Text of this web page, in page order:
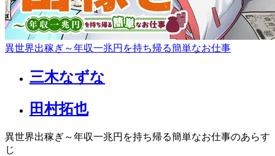
異世界出稼ぎ～年収一兆円を持ち帰る簡単なお仕事
三木なずな
田村拓也
異世界出稼ぎ～年収一兆円を持ち帰る簡単なお仕事のあらす
じ